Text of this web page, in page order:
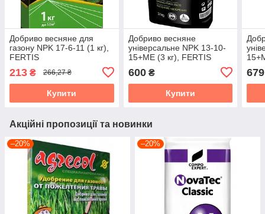
Добриво весняне для
газону NPK 17-6-11 (1 кг),
FERTIS
213 ₴ 266,27 ₴
Купити
Добриво весняне
універсальне NPK 13-10-
15+ME (3 кг), FERTIS
600₴
Купити
679
Акційні пропозиції та новинки
–20% –20%